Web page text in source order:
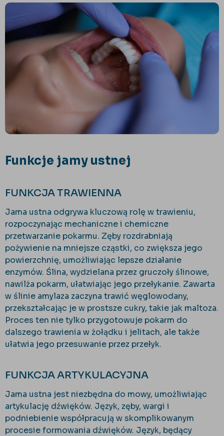
Funkcje jamy ustnej
FUNKCJA TRAWIENNA
Jama ustna odgrywa kluczową rolę w trawieniu,
rozpoczynając mechaniczne i chemiczne
przetwarzanie pokarmu. Zęby rozdrabniają
pożywienie na mniejsze cząstki, co zwiększa jego
powierzchnię, umożliwiając lepsze działanie
enzymów. Ślina, wydzielana przez gruczoły ślinowe,
nawilża pokarm, ułatwiając jego przełykanie. Zawarta
w ślinie amylaza zaczyna trawić węglowodany,
przekształcając je w prostsze cukry, takie jak maltoza.
Proces ten nie tylko przygotowuje pokarm do
dalszego trawienia w żołądku i jelitach, ale także
ułatwia jego przesuwanie przez przełyk.
FUNKCJA ARTYKULACYJNA
Jama ustna jest niezbędna do mowy, umożliwiając
artykulację dźwięków. Język, zęby, wargi i
podniebienie współpracują w skomplikowanym
procesie formowania dźwięków. Język, będący